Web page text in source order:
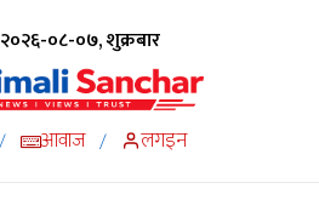
०८-०७, शुक्रबार
/ आवाज / लगइन